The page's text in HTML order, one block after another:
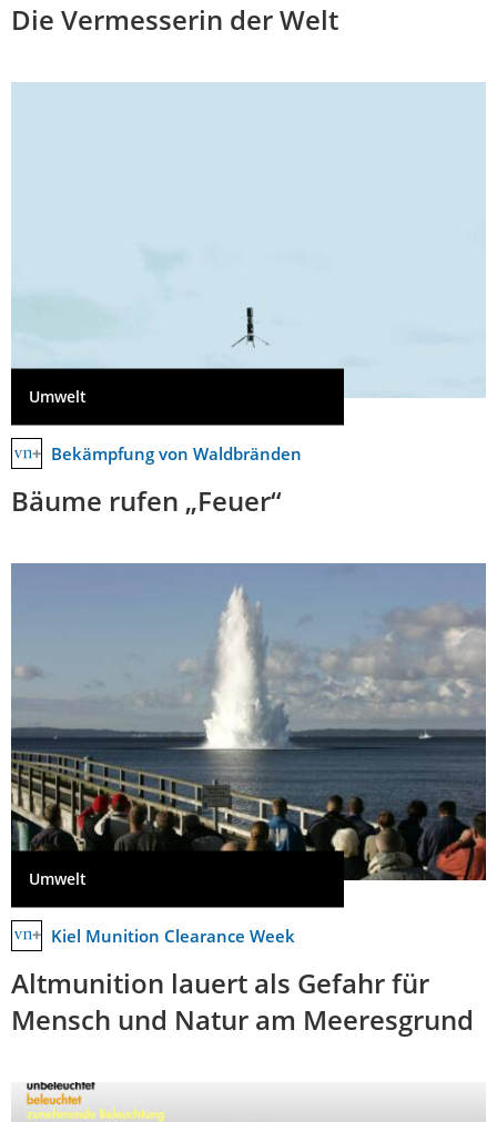
Die Vermesserin der Welt
Umwelt
Bekämpfung von Waldbränden
Bäume rufen „Feuer“
Umwelt
Kiel Munition Clearance Week
Altmunition lauert als Gefahr für
Mensch und Natur am Meeresgrund